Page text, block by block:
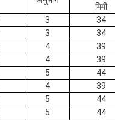
मिमी
3 34
3 34
4 39
4 39
5 44
4 39
5 44
5 44